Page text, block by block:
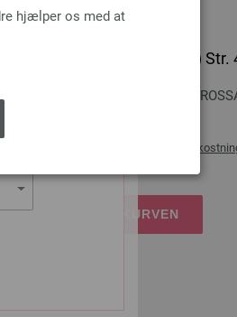
hjælper os med at
Blødt Greb (Aluminium) Str.
blødt greb (aluminium) LANA
I INDKØBSKURVEN